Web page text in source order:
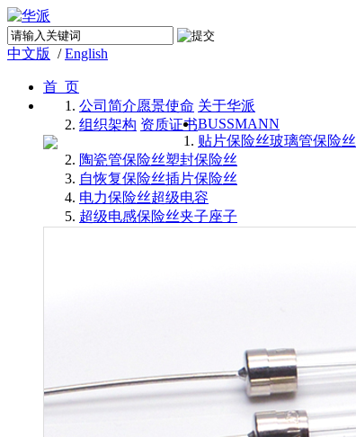
中文版 /English
首 页
关于华派
公司简介愿景使命
组织架构 资质证书BUSSMANN
贴片保险丝玻璃管保险丝
陶瓷管保险丝塑封保险丝
自恢复保险丝插片保险丝
电力保险丝超级电容
超级电感保险丝夹子座子